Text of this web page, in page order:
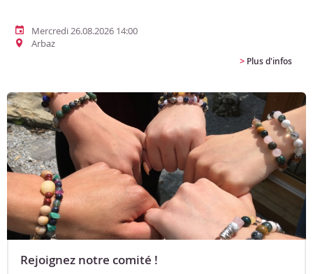
Mercredi 26.08.2026 14:00
Arbaz
> Plus d'infos
Rejoignez notre comité !